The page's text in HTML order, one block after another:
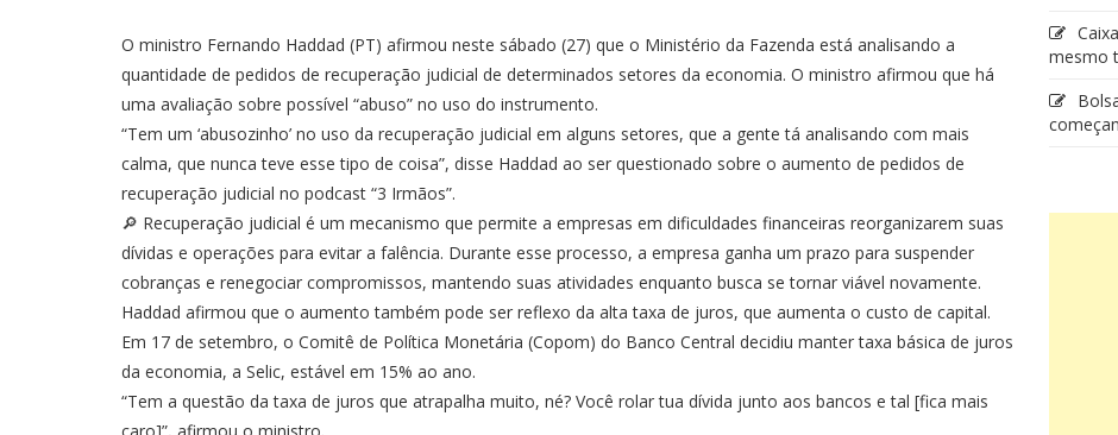
O ministro Fernando Haddad (PT) afirmou neste sábado (27) que o Ministério da Fazenda está analisando a
quantidade de pedidos de recuperação judicial de determinados setores da economia. O ministro afirmou que há
uma avaliação sobre possível “abuso” no uso do instrumento.
“Tem um ‘abusozinho’ no uso da recuperação judicial em alguns setores, que a gente tá analisando com mais
calma, que nunca teve esse tipo de coisa”, disse Haddad ao ser questionado sobre o aumento de pedidos de
recuperação judicial no podcast “3 Irmãos”.
🔎 Recuperação judicial é um mecanismo que permite a empresas em dificuldades financeiras reorganizarem suas
dívidas e operações para evitar a falência. Durante esse processo, a empresa ganha um prazo para suspender
cobranças e renegociar compromissos, mantendo suas atividades enquanto busca se tornar viável novamente.
Haddad afirmou que o aumento também pode ser reflexo da alta taxa de juros, que aumenta o custo de capital.
Em 17 de setembro, o Comitê de Política Monetária (Copom) do Banco Central decidiu manter taxa básica de juros
da economia, a Selic, estável em 15% ao ano.
“Tem a questão da taxa de juros que atrapalha muito, né? Você rolar tua dívida junto aos bancos e tal [fica mais
mesmo